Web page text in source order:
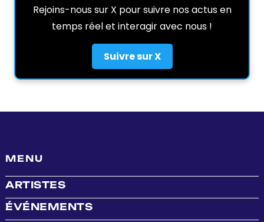
Rejoins-nous sur X pour suivre nos actus en
temps réel et interagir avec nous !
Suivre sur X
MENU
ARTISTES
ÉVÉNEMENTS